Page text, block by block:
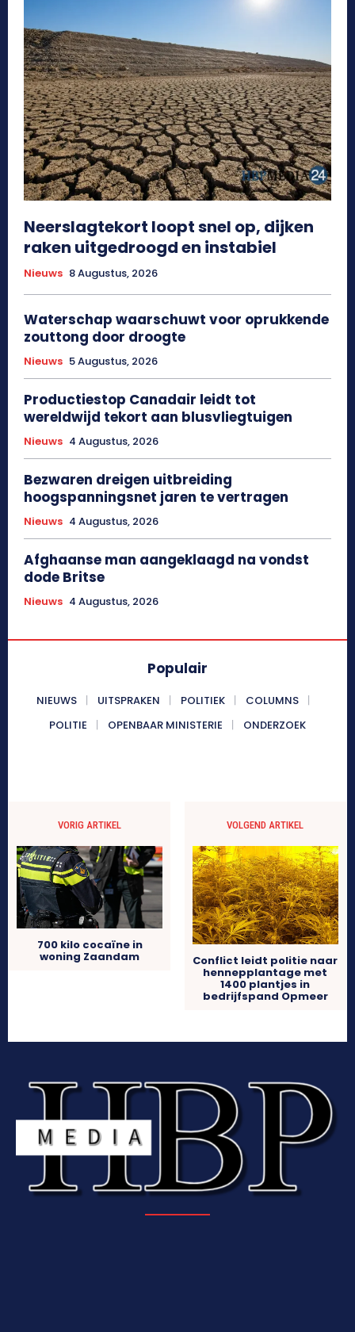
Neerslagtekort loopt snel op, dijken
raken uitgedroogd en instabiel
Nieuws 8 Augustus, 2026
Waterschap waarschuwt voor oprukkende
zouttong door droogte
Nieuws 5 Augustus, 2026
Productiestop Canadair leidt tot
wereldwijd tekort aan blusvliegtuigen
Nieuws 4 Augustus, 2026
Bezwaren dreigen uitbreiding
hoogspanningsnet jaren te vertragen
Nieuws 4 Augustus, 2026
Afghaanse man aangeklaagd na vondst
dode Britse
Nieuws 4 Augustus, 2026
Populair
NIEUWS UITSPRAKEN POLITIEK
COLUMNS
POLITIE
OPENBAAR MINISTERIE ONDERZOEK
VORIG ARTIKEL
700 kilo cocaïne in
woning Zaandam
VOLGEND ARTIKEL
Conflict leidt politie naar
hennepplantage met
1400 plantjes in
bedrijfspand Opmeer